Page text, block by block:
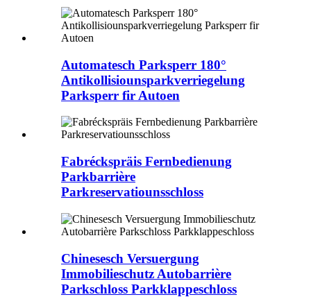
Automatesch Parksperr 180°
Antikollisiounsparkverriegelung
Parksperr fir Autoen
Fabréckspräis Fernbedienung
Parkbarrière
Parkreservatiounsschloss
Chinesesch Versuergung
Immobilieschutz Autobarrière
Parkschloss Parkklappeschloss